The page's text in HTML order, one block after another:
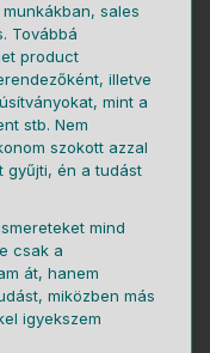
sales
Továbbá
product
illetve
mint a
stb. Nem
szokott azzal
gyűjti, én a tudást
mind
csak a
át, hanem
miközben más
igyekszem